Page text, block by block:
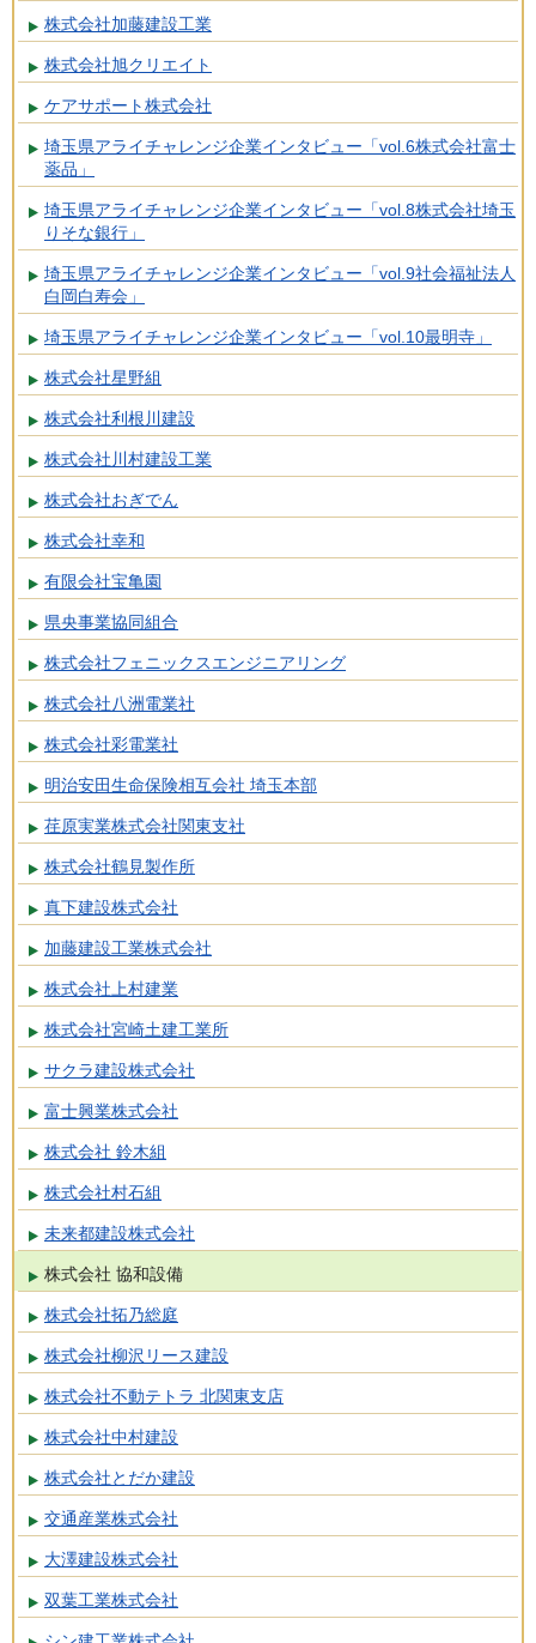
株式会社加藤建設工業
株式会社旭クリエイト
ケアサポート株式会社
埼玉県アライチャレンジ企業インタビュー「vol.6株式会社富士
薬品」
埼玉県アライチャレンジ企業インタビュー「vol.8株式会社埼玉
りそな銀行」
埼玉県アライチャレンジ企業インタビュー「vol.9社会福祉法人
白岡白寿会」
埼玉県アライチャレンジ企業インタビュー「vol.10最明寺」
株式会社星野組
株式会社利根川建設
株式会社川村建設工業
株式会社おぎでん
株式会社幸和
有限会社宝亀園
県央事業協同組合
株式会社フェニックスエンジニアリング
株式会社八洲電業社
株式会社彩電業社
明治安田生命保険相互会社 埼玉本部
荏原実業株式会社関東支社
株式会社鶴見製作所
真下建設株式会社
加藤建設工業株式会社
株式会社上村建業
株式会社宮崎土建工業所
サクラ建設株式会社
富士興業株式会社
株式会社 鈴木組
株式会社村石組
未来都建設株式会社
株式会社 協和設備
株式会社拓乃総庭
株式会社柳沢リース建設
株式会社不動テトラ 北関東支店
株式会社中村建設
株式会社とだか建設
交通産業株式会社
大澤建設株式会社
双葉工業株式会社